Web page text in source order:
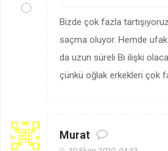
Bizde çok fazla
saçma oluyor. Hemde
da uzun süreli Bi ilişki
çünkü oğlak erkekleri çok
Murat